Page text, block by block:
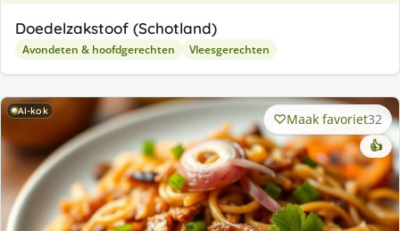
Doedelzakstoof (Schotland)
Avondeten & hoofdgerechten Vleesgerechten
AI-kok Maak favoriet32
👍